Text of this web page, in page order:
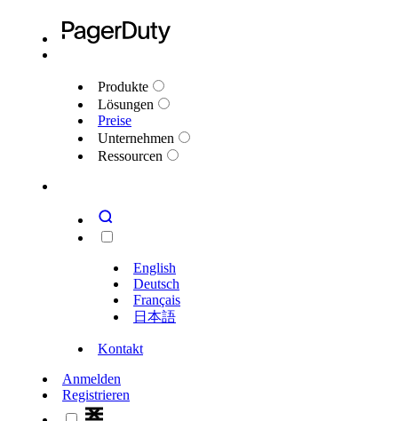
Produkte
Lösungen
Preise
Unternehmen
Ressourcen
English
Deutsch
Français
日本語
Kontakt
Anmelden
Registrieren